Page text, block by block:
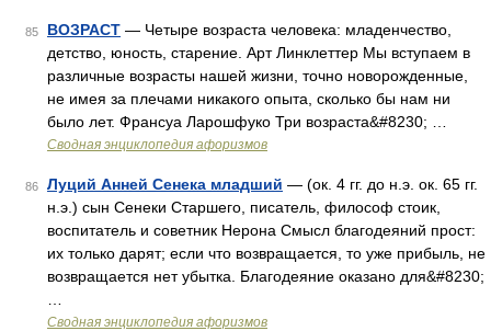
85 ВОЗРАСТ — Четыре возраста человека: младенчество,
детство, юность, старение. Арт Линклеттер Мы вступаем в
различные возрасты нашей жизни, точно новорожденные,
не имея за плечами никакого опыта, сколько бы нам ни
было лет. Франсуа Ларошфуко Три возраста&#8230; …
Сводная энциклопедия афоризмов
86 Луций Анней Сенека младший — (ок. 4 гг. до н.э. ок. 65 гг.
н.э.) сын Сенеки Старшего, писатель, философ стоик,
воспитатель и советник Нерона Смысл благодеяний прост:
их только дарят; если что возвращается, то уже прибыль, не
возвращается нет убытка. Благодеяние оказано для&#8230;
Сводная энциклопедия афоризмов